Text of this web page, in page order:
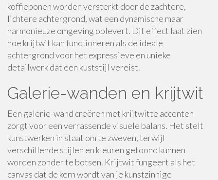
koffiebonen worden versterkt door de zachtere,
lichtere achtergrond, wat een dynamische maar
harmonieuze omgeving oplevert. Dit effect laat zien
hoe krijtwit kan functioneren als de ideale
achtergrond voor het expressieve en unieke
detailwerk dat een kuststijl vereist.
Galerie-wanden en krijtwit
Een galerie-wand creëren met krijtwitte accenten
zorgt voor een verrassende visuele balans. Het stelt
kunstwerken in staat om te zweven, terwijl
verschillende stijlen en kleuren getoond kunnen
worden zonder te botsen. Krijtwit fungeert als het
canvas dat de kern wordt van je kunstzinnige